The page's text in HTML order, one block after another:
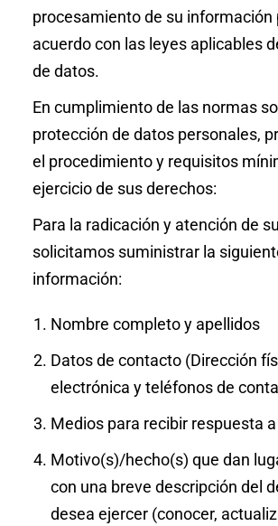
procesamiento de su información
acuerdo con las leyes aplicables
de datos.
En cumplimiento de las normas
protección de datos personales,
el procedimiento y requisitos
ejercicio de sus derechos:
Para la radicación y atención de
solicitamos suministrar la
información:
Nombre completo y apellidos
Datos de contacto (Dirección
electrónica y teléfonos de
Medios para recibir respuesta
Motivo(s)/hecho(s) que dan
con una breve descripción del
desea ejercer (conocer,